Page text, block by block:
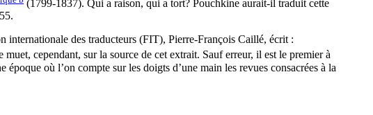
(1799-1837). Qui a raison, qui a tort? Pouchkine aurait-il traduit cette
internationale des traducteurs (FIT), Pierre-François Caillé, écrit :
muet, cependant, sur la source de cet extrait. Sauf erreur, il est le premier à
époque où l’on compte sur les doigts d’une main les revues consacrées à la